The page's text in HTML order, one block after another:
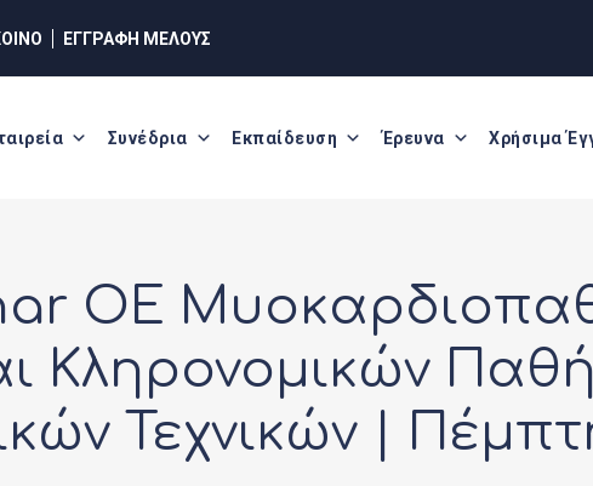
ΕΓΓΡΑΦΗ ΜΕΛΟΥΣ
Συνέδρια Εκπαίδευση Έρευνα Χρήσιμα
OE
Κληρονομικών
Τεχνικών |